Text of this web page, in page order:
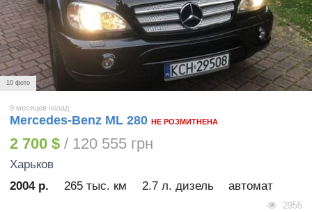
10 фото
9 месяцев назад
Mercedes-Benz ML 280 НЕ РОЗМИТНЕНА
2 700 $ / 120 555 грн
Харьков
2004 р.
265 тыс. км 2.7 л. дизель автомат
2955